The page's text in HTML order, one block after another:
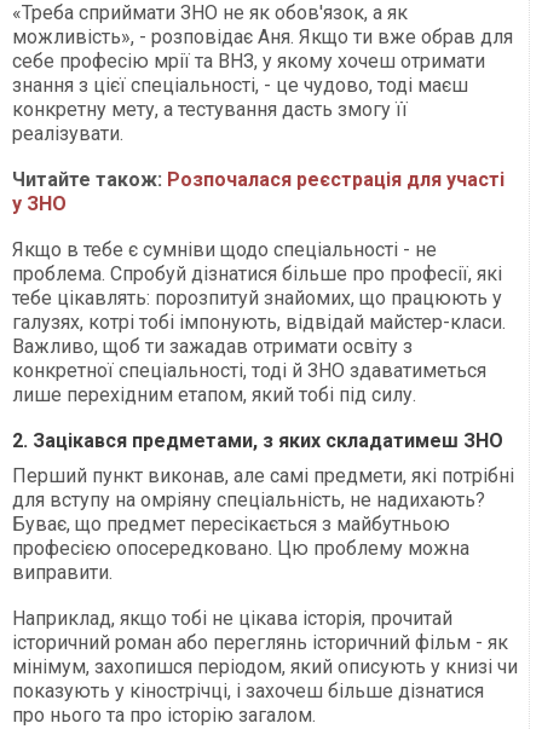
«Треба сприймати ЗНО не як обов'язок, а як
можливість», - розповідає Аня. Якщо ти вже обрав для
себе професію мрії та ВНЗ, у якому хочеш отримати
знання з цієї спеціальності, - це чудово, тоді маєш
конкретну мету, а тестування дасть змогу її
реалізувати.
Читайте також: Розпочалася реєстрація для участі
у ЗНО
Якщо в тебе є сумніви щодо спеціальності - не
проблема. Спробуй дізнатися більше про професії, які
тебе цікавлять: порозпитуй знайомих, що працюють у
галузях, котрі тобі імпонують, відвідай майстер-класи.
Важливо, щоб ти зажадав отримати освіту з
конкретної спеціальності, тоді й ЗНО здаватиметься
лише перехідним етапом, який тобі під силу.
2. Зацікався предметами, з яких складатимеш ЗНО
Перший пункт виконав, але самі предмети, які потрібні
для вступу на омріяну спеціальність, не надихають?
Буває, що предмет пересікається з майбутньою
професією опосередковано. Цю проблему можна
виправити.
Наприклад, якщо тобі не цікава історія, прочитай
історичний роман або переглянь історичний фільм - як
мінімум, захопишся періодом, який описують у книзі чи
показують у кінострічці, і захочеш більше дізнатися
про нього та про історію загалом.